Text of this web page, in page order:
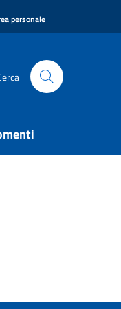
personale